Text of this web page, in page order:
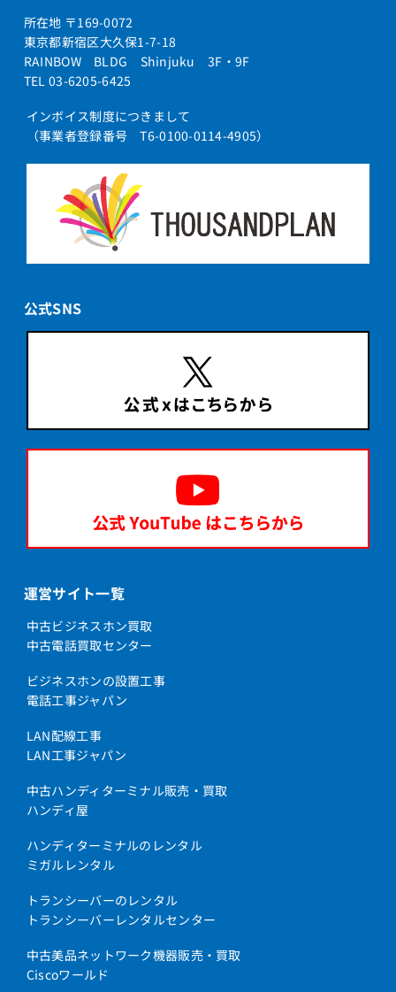
所在地 〒169-0072
東京都新宿区大久保1-7-18
RAINBOW BLDG Shinjuku 3F・9F
TEL 03-6205-6425
インボイス制度につきまして
（事業者登録番号 T6-0100-0114-4905）
公式SNS
運営サイト一覧
中古ビジネスホン買取
中古電話買取センター
ビジネスホンの設置工事
電話工事ジャパン
LAN配線工事
LAN工事ジャパン
中古ハンディターミナル販売・買取
ハンディ屋
ハンディターミナルのレンタル
ミガルレンタル
トランシーバーのレンタル
トランシーバーレンタルセンター
中古美品ネットワーク機器販売・買取
Ciscoワールド